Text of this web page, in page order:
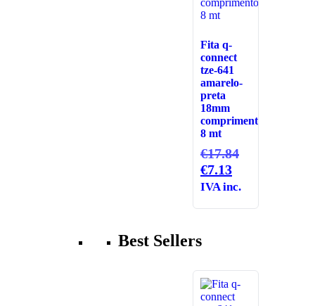
Fita q-
connect
tze-641
amarelo-
preta
18mm
comprimento
8 mt
€17.84O
original
€7.13O
preço
IVA inc.
Best Sellers